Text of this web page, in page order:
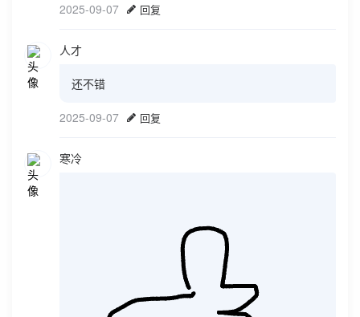
2025-09-07 回复
人才
还不错
2025-09-07 回复
寒冷